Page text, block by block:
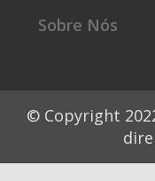
Sobre Nós
© Copyright